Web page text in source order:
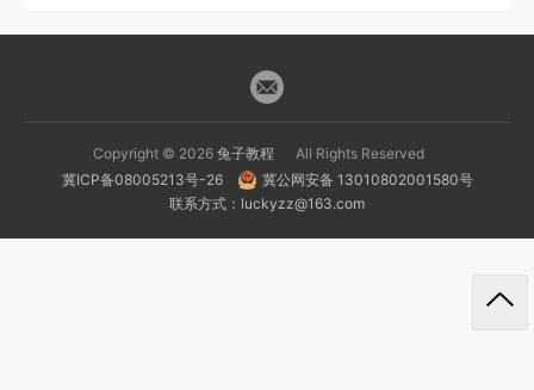
Copyright © 2026 兔子教程
All Rights Reserved
冀ICP备08005213号-26
冀公网安备 13010802001580号
联系方式：luckyzz@163.com